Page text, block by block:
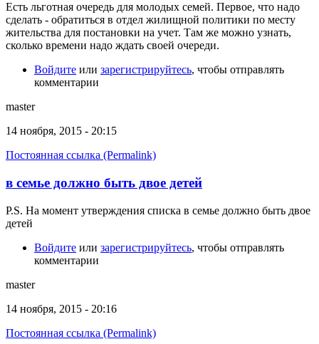
Есть льготная очередь для молодых семей. Первое, что надо
сделать - обратиться в отдел жилищной политики по месту
жительства для постановки на учет. Там же можно узнать,
сколько времени надо ждать своей очереди.
Войдите или зарегистрируйтесь, чтобы отправлять
комментарии
master
14 ноября, 2015 - 20:15
Постоянная ссылка (Permalink)
в семье должно быть двое детей
P.S. На момент утверждения списка в семье должно быть двое
детей
Войдите или зарегистрируйтесь, чтобы отправлять
комментарии
master
14 ноября, 2015 - 20:16
Постоянная ссылка (Permalink)